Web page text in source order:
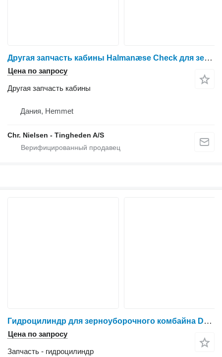
Другая запчасть кабины Halmanæse Check для зерноуборочного комбайна Dronningborg D1650
Цена по запросу
Другая запчасть кабины
Дания, Hemmet
Chr. Nielsen - Tingheden A/S
Гидроцилиндр для зерноуборочного комбайна Dronningborg D1650
Цена по запросу
Запчасть - гидроцилиндр